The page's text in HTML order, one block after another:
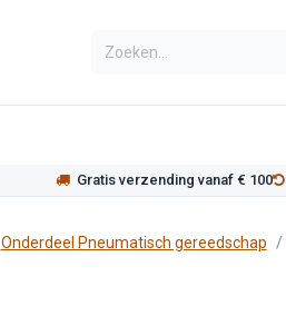
Gratis verzending vanaf € 100
Onderdeel Pneumatisch gereedschap